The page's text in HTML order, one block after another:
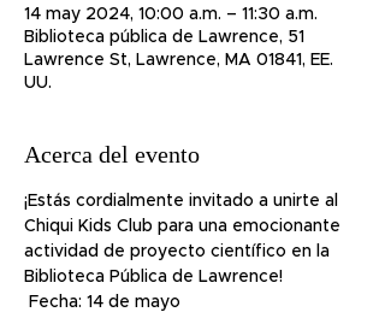
14 may 2024, 10:00 a.m. – 11:30 a.m.
Biblioteca pública de Lawrence, 51
Lawrence St, Lawrence, MA 01841, EE.
UU.
Acerca del evento
¡Estás cordialmente invitado a unirte al
Chiqui Kids Club para una emocionante
actividad de proyecto científico en la
Biblioteca Pública de Lawrence!
Fecha: 14 de mayo